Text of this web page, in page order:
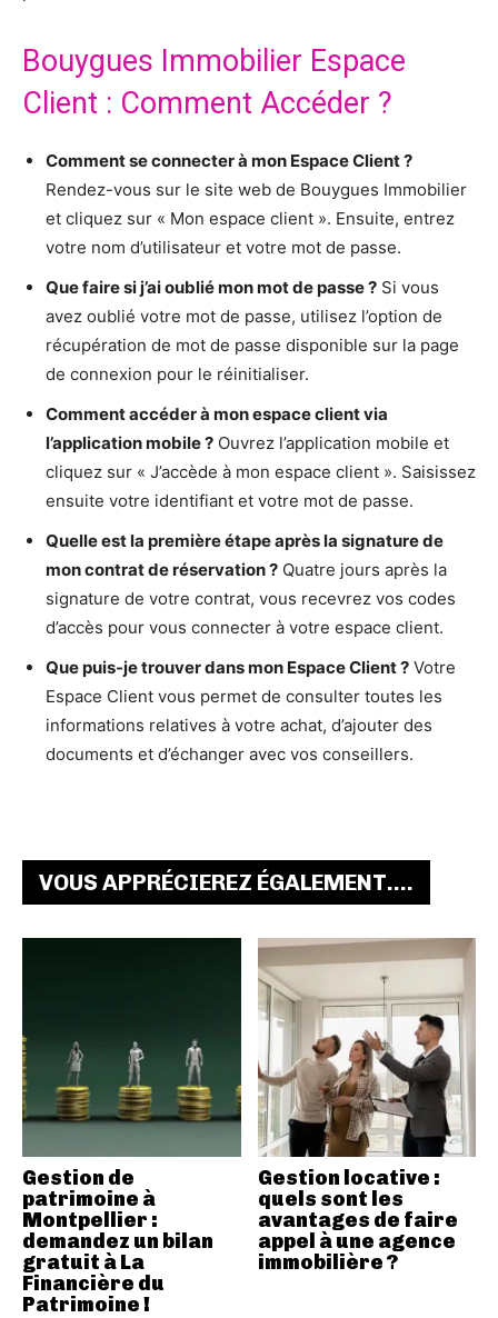
Bouygues Immobilier Espace
Client : Comment Accéder ?
Comment se connecter à mon Espace Client ?
Rendez-vous sur le site web de Bouygues Immobilier
et cliquez sur « Mon espace client ». Ensuite, entrez
votre nom d’utilisateur et votre mot de passe.
Que faire si j’ai oublié mon mot de passe ? Si vous
avez oublié votre mot de passe, utilisez l’option de
récupération de mot de passe disponible sur la page
de connexion pour le réinitialiser.
Comment accéder à mon espace client via
l’application mobile ? Ouvrez l’application mobile et
cliquez sur « J’accède à mon espace client ». Saisissez
ensuite votre identifiant et votre mot de passe.
Quelle est la première étape après la signature de
mon contrat de réservation ? Quatre jours après la
signature de votre contrat, vous recevrez vos codes
d’accès pour vous connecter à votre espace client.
Que puis-je trouver dans mon Espace Client ? Votre
Espace Client vous permet de consulter toutes les
informations relatives à votre achat, d’ajouter des
documents et d’échanger avec vos conseillers.
VOUS APPRÉCIEREZ ÉGALEMENT....
Gestion de
patrimoine à
Montpellier :
demandez un bilan
gratuit à La
Financière du
Patrimoine !
Gestion locative :
quels sont les
avantages de faire
appel à une agence
immobilière ?